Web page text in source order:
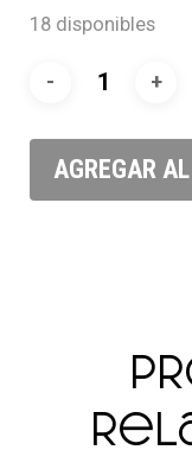
18 disponibles
AGREGAR